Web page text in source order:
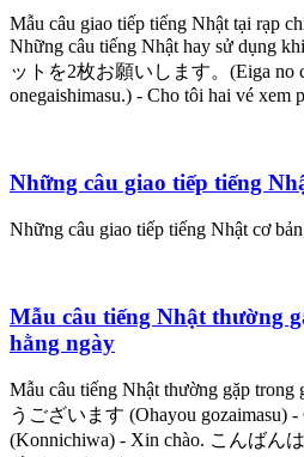
Mẫu câu giao tiếp tiếng Nhật tại rạp
Những câu tiếng Nhật hay sử dụng
ットを2枚お願いします。(Eiga no
onegaishimasu.) - Cho tôi hai vé xem
Những câu giao tiếp tiếng
Những câu giao tiếp tiếng Nhật cơ
Mẫu câu tiếng Nhật thường
hằng ngày
Mẫu câu tiếng Nhật thường gặp trong
うございます (Ohayou gozaimasu)
(Konnichiwa) - Xin chào. こんばん